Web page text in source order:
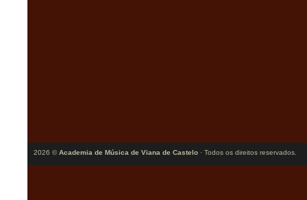
2026 ©Academia de Música de Viana de Castelo · Todos os direitos reservados.